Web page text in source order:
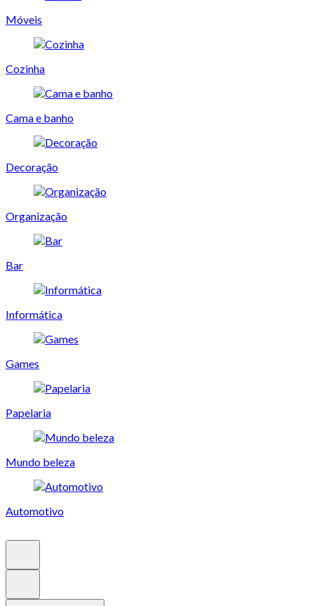
Móveis
Cozinha
Cama e banho
Decoração
Organização
Bar
Informática
Games
Papelaria
Mundo beleza
Automotivo